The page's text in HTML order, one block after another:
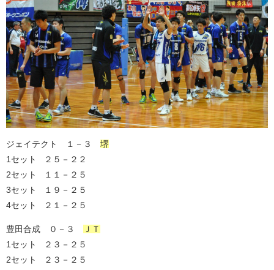
ジェイテクト １－３ 堺
1セット ２５－２２
2セット １１－２５
3セット １９－２５
4セット ２１－２５
豊田合成 ０－３
ＪＴ
1セット ２３－２５
2セット ２３－２５